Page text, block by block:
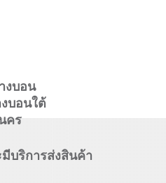
งบอน
บอนใต้
คร
บริการส่งสินค้า